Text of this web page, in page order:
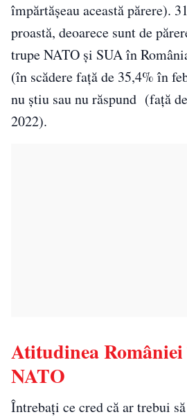
împărtășeau această părere).
proastă, deoarece sunt de
trupe NATO și SUA în
(în scădere față de 35,4% în
nu știu sau nu răspund (față
2022).
Atitudinea
NATO
Întrebați ce cred că ar trebui